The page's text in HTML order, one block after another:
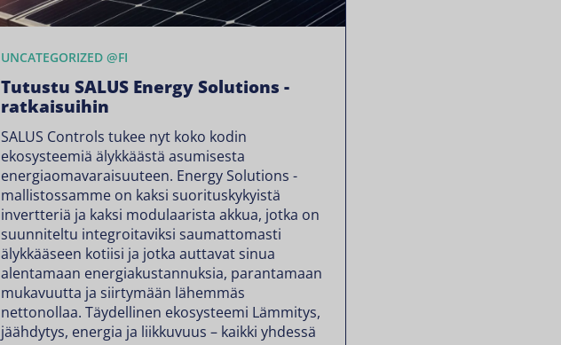
UNCATEGORIZED @FI
Tutustu SALUS Energy Solutions -
ratkaisuihin
SALUS Controls tukee nyt koko kodin
ekosysteemiä älykkäästä asumisesta
energiaomavaraisuuteen. Energy Solutions -
mallistossamme on kaksi suorituskykyistä
invertteriä ja kaksi modulaarista akkua, jotka on
suunniteltu integroitaviksi saumattomasti
älykkääseen kotiisi ja jotka auttavat sinua
alentamaan energiakustannuksia, parantamaan
mukavuutta ja siirtymään lähemmäs
nettonollaa. Täydellinen ekosysteemi Lämmitys,
jäähdytys, energia ja liikkuvuus – kaikki yhdessä